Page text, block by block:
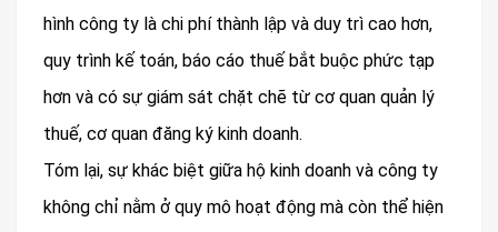
hình công ty là chi phí thành lập và duy trì cao hơn,
quy trình kế toán, báo cáo thuế bắt buộc phức tạp
hơn và có sự giám sát chặt chẽ từ cơ quan quản lý
thuế, cơ quan đăng ký kinh doanh.
Tóm lại, sự khác biệt giữa hộ kinh doanh và công ty
không chỉ nằm ở quy mô hoạt động mà còn thể hiện